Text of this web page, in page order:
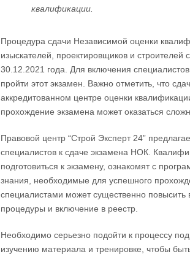
квалификации.
Процедура сдачи Независимой оценки
изыскателей, проектировщиков и
30.12.2021 года. Для включения
пройти этот экзамен. Важно отметить, что
аккредитованном центре оценки
прохождение экзамена может оказаться
Правовой центр “Строй Эксперт 24”
специалистов к сдаче экзамена НОК.
подготовиться к экзамену, ознакомят с
знания, необходимые для успешного
специалистами может существенно
процедуры и включение в реестр.
Необходимо серьезно подойти к процессу
изучению материала и тренировке, чтобы